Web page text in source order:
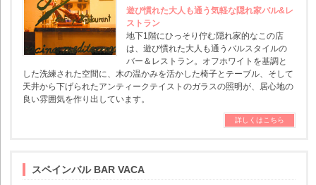
遊び慣れた大人も通う気軽な隠れ家バル&レ
ストラン
地下1階にひっそり佇む隠れ家的なこの店
は、遊び慣れた大人も通うバルスタイルの
バー＆レストラン。オフホワイトを基調と
した洗練された空間に、木の温かみを活かした椅子とテーブル、そして
天井から下げられたアンティークテイストのガラスの照明が、居心地の
良い雰囲気を作り出しています。
詳しくはこちら
スペインバル BAR VACA